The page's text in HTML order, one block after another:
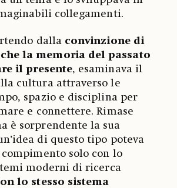
collegamenti.
dalla convinzione di
la memoria del passato
il presente, esaminava il
cultura attraverso le
spazio e disciplina per
e connettere. Rimase
è sorprendente la sua
di questo tipo poteva
solo con lo
moderni di ricerca
lo stesso sistema